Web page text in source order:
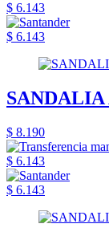
$ 6.143
$ 6.143
SANDALIA
$ 8.190
$ 6.143
$ 6.143